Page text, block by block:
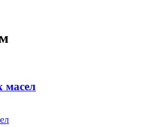
масел